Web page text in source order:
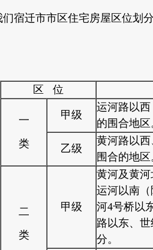
宿迁市市区住宅房屋区位划
区 位
一
类
甲级
运河路以
的围合地区
乙级
黄河路以
围合的地区
二
类
甲级
黄河及黄
运河以南
河4号桥以
路以东、
分。